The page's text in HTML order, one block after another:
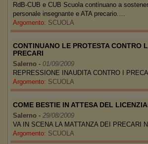
RdB-CUB e CUB Scuola continuano a
personale insegnante e ATA precario.…
Argomento: SCUOLA
CONTINUANO LE PROTESTA CONTRO
PRECARI
Salerno - 01/09/2009
REPRESSIONE INAUDITA CONTRO I
Argomento: SCUOLA
COME BESTIE IN ATTESA DEL
Salerno - 29/08/2009
VA IN SCENA LA MATTANZA DEI PRECARI
Argomento: SCUOLA